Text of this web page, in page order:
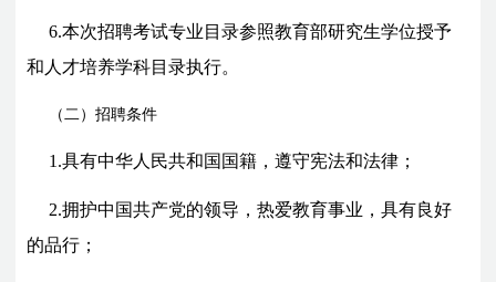
6.本次招聘考试专业目录参照教育部研究生学位授予
和人才培养学科目录执行。
（二）招聘条件
1.具有中华人民共和国国籍，遵守宪法和法律；
2.拥护中国共产党的领导，热爱教育事业，具有良好
的品行；